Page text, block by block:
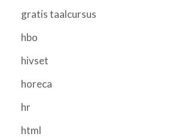
gratis taalcursus
hbo
hivset
horeca
hr
html